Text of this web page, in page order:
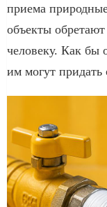
приема
объекты
человеку. Как бы
им могут придать